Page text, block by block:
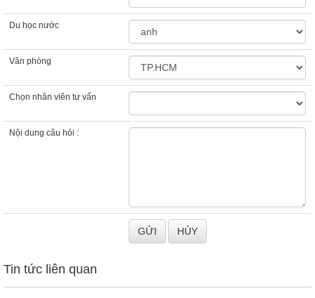
Du học nước
Văn phòng
Chọn nhân viên tư vấn
Nội dung câu hỏi :
Tin tức liên quan